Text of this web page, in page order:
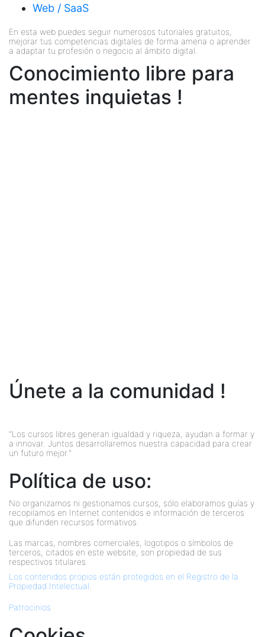
Web / SaaS
En esta web puedes seguir numerosos tutoriales gratuitos,
mejorar tus competencias digitales de forma amena o aprender
a adaptar tu profesión o negocio al ámbito digital.
Conocimiento libre para
mentes inquietas !
Únete a la comunidad !
"Los cursos libres generan igualdad y riqueza, ayudan a formar y
a innovar. Juntos desarrollaremos nuestra capacidad para crear
un futuro mejor."
Política de uso:
No organizamos ni gestionamos cursos, sólo elaboramos guías y
recopilamos en Internet contenidos e información de terceros
que difunden recursos formativos.
Las marcas, nombres comerciales, logotipos o símbolos de
terceros, citados en este website, son propiedad de sus
respectivos titulares.
Los contenidos propios están protegidos en el Registro de la
Propiedad Intelectual
Patrocinios